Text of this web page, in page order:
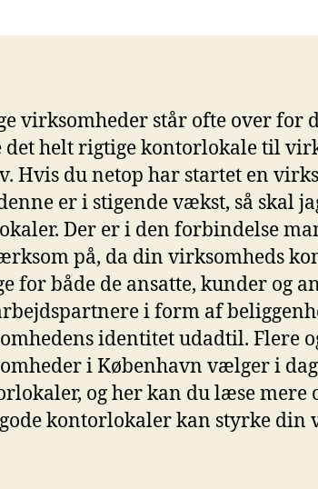
virksomheder står ofte over for
det helt rigtige kontorlokale til
Hvis du netop har startet en
er i stigende vækst, så skal
Der er i den forbindelse
på, da din virksomheds
for både de ansatte, kunder og
i form af
identitet udadtil. Flere
i København vælger i
og her kan du læse mere
kontorlokaler kan styrke din